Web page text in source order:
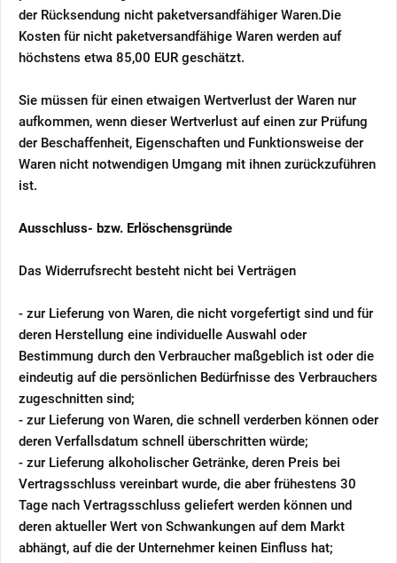
der Rücksendung nicht paketversandfähiger Waren.Die
Kosten für nicht paketversandfähige Waren werden auf
höchstens etwa 85,00 EUR geschätzt.
Sie müssen für einen etwaigen Wertverlust der Waren nur
aufkommen, wenn dieser Wertverlust auf einen zur Prüfung
der Beschaffenheit, Eigenschaften und Funktionsweise der
Waren nicht notwendigen Umgang mit ihnen zurückzuführen
ist.
Ausschluss- bzw. Erlöschensgründe
Das Widerrufsrecht besteht nicht bei Verträgen
- zur Lieferung von Waren, die nicht vorgefertigt sind und für
deren Herstellung eine individuelle Auswahl oder
Bestimmung durch den Verbraucher maßgeblich ist oder die
eindeutig auf die persönlichen Bedürfnisse des Verbrauchers
zugeschnitten sind;
- zur Lieferung von Waren, die schnell verderben können oder
deren Verfallsdatum schnell überschritten würde;
- zur Lieferung alkoholischer Getränke, deren Preis bei
Vertragsschluss vereinbart wurde, die aber frühestens 30
Tage nach Vertragsschluss geliefert werden können und
deren aktueller Wert von Schwankungen auf dem Markt
abhängt, auf die der Unternehmer keinen Einfluss hat;